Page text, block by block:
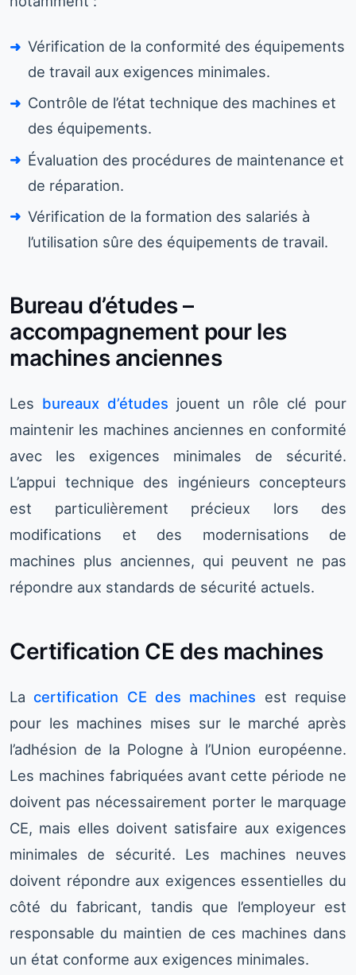
Vérification de la conformité des équipements
de travail aux exigences minimales.
Contrôle de l’état technique des machines et
des équipements.
Évaluation des procédures de maintenance et
de réparation.
Vérification de la formation des salariés à
l’utilisation sûre des équipements de travail.
Bureau d’études –
accompagnement pour les
machines anciennes
Les bureaux d’études jouent un rôle clé pour
maintenir les machines anciennes en conformité
avec les exigences minimales de sécurité.
L’appui technique des ingénieurs concepteurs
est particulièrement précieux lors des
modifications et des modernisations de
machines plus anciennes, qui peuvent ne pas
répondre aux standards de sécurité actuels.
Certification CE des machines
La certification CE des machines est requise
pour les machines mises sur le marché après
l’adhésion de la Pologne à l’Union européenne.
Les machines fabriquées avant cette période ne
doivent pas nécessairement porter le marquage
CE, mais elles doivent satisfaire aux exigences
minimales de sécurité. Les machines neuves
doivent répondre aux exigences essentielles du
côté du fabricant, tandis que l’employeur est
responsable du maintien de ces machines dans
un état conforme aux exigences minimales.